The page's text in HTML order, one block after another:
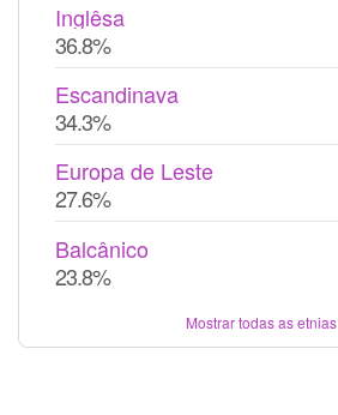
Inglêsa
36.8%
Escandinava
34.3%
Europa de Leste
27.6%
Balcânico
23.8%
Mostrar todas as etnias